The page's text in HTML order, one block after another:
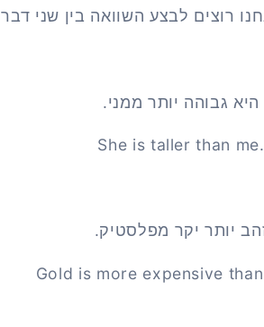
היא גבוהה יותר ממני.
She is taller than me.
יותר יקר מפלסטיק.
Gold is more expensive